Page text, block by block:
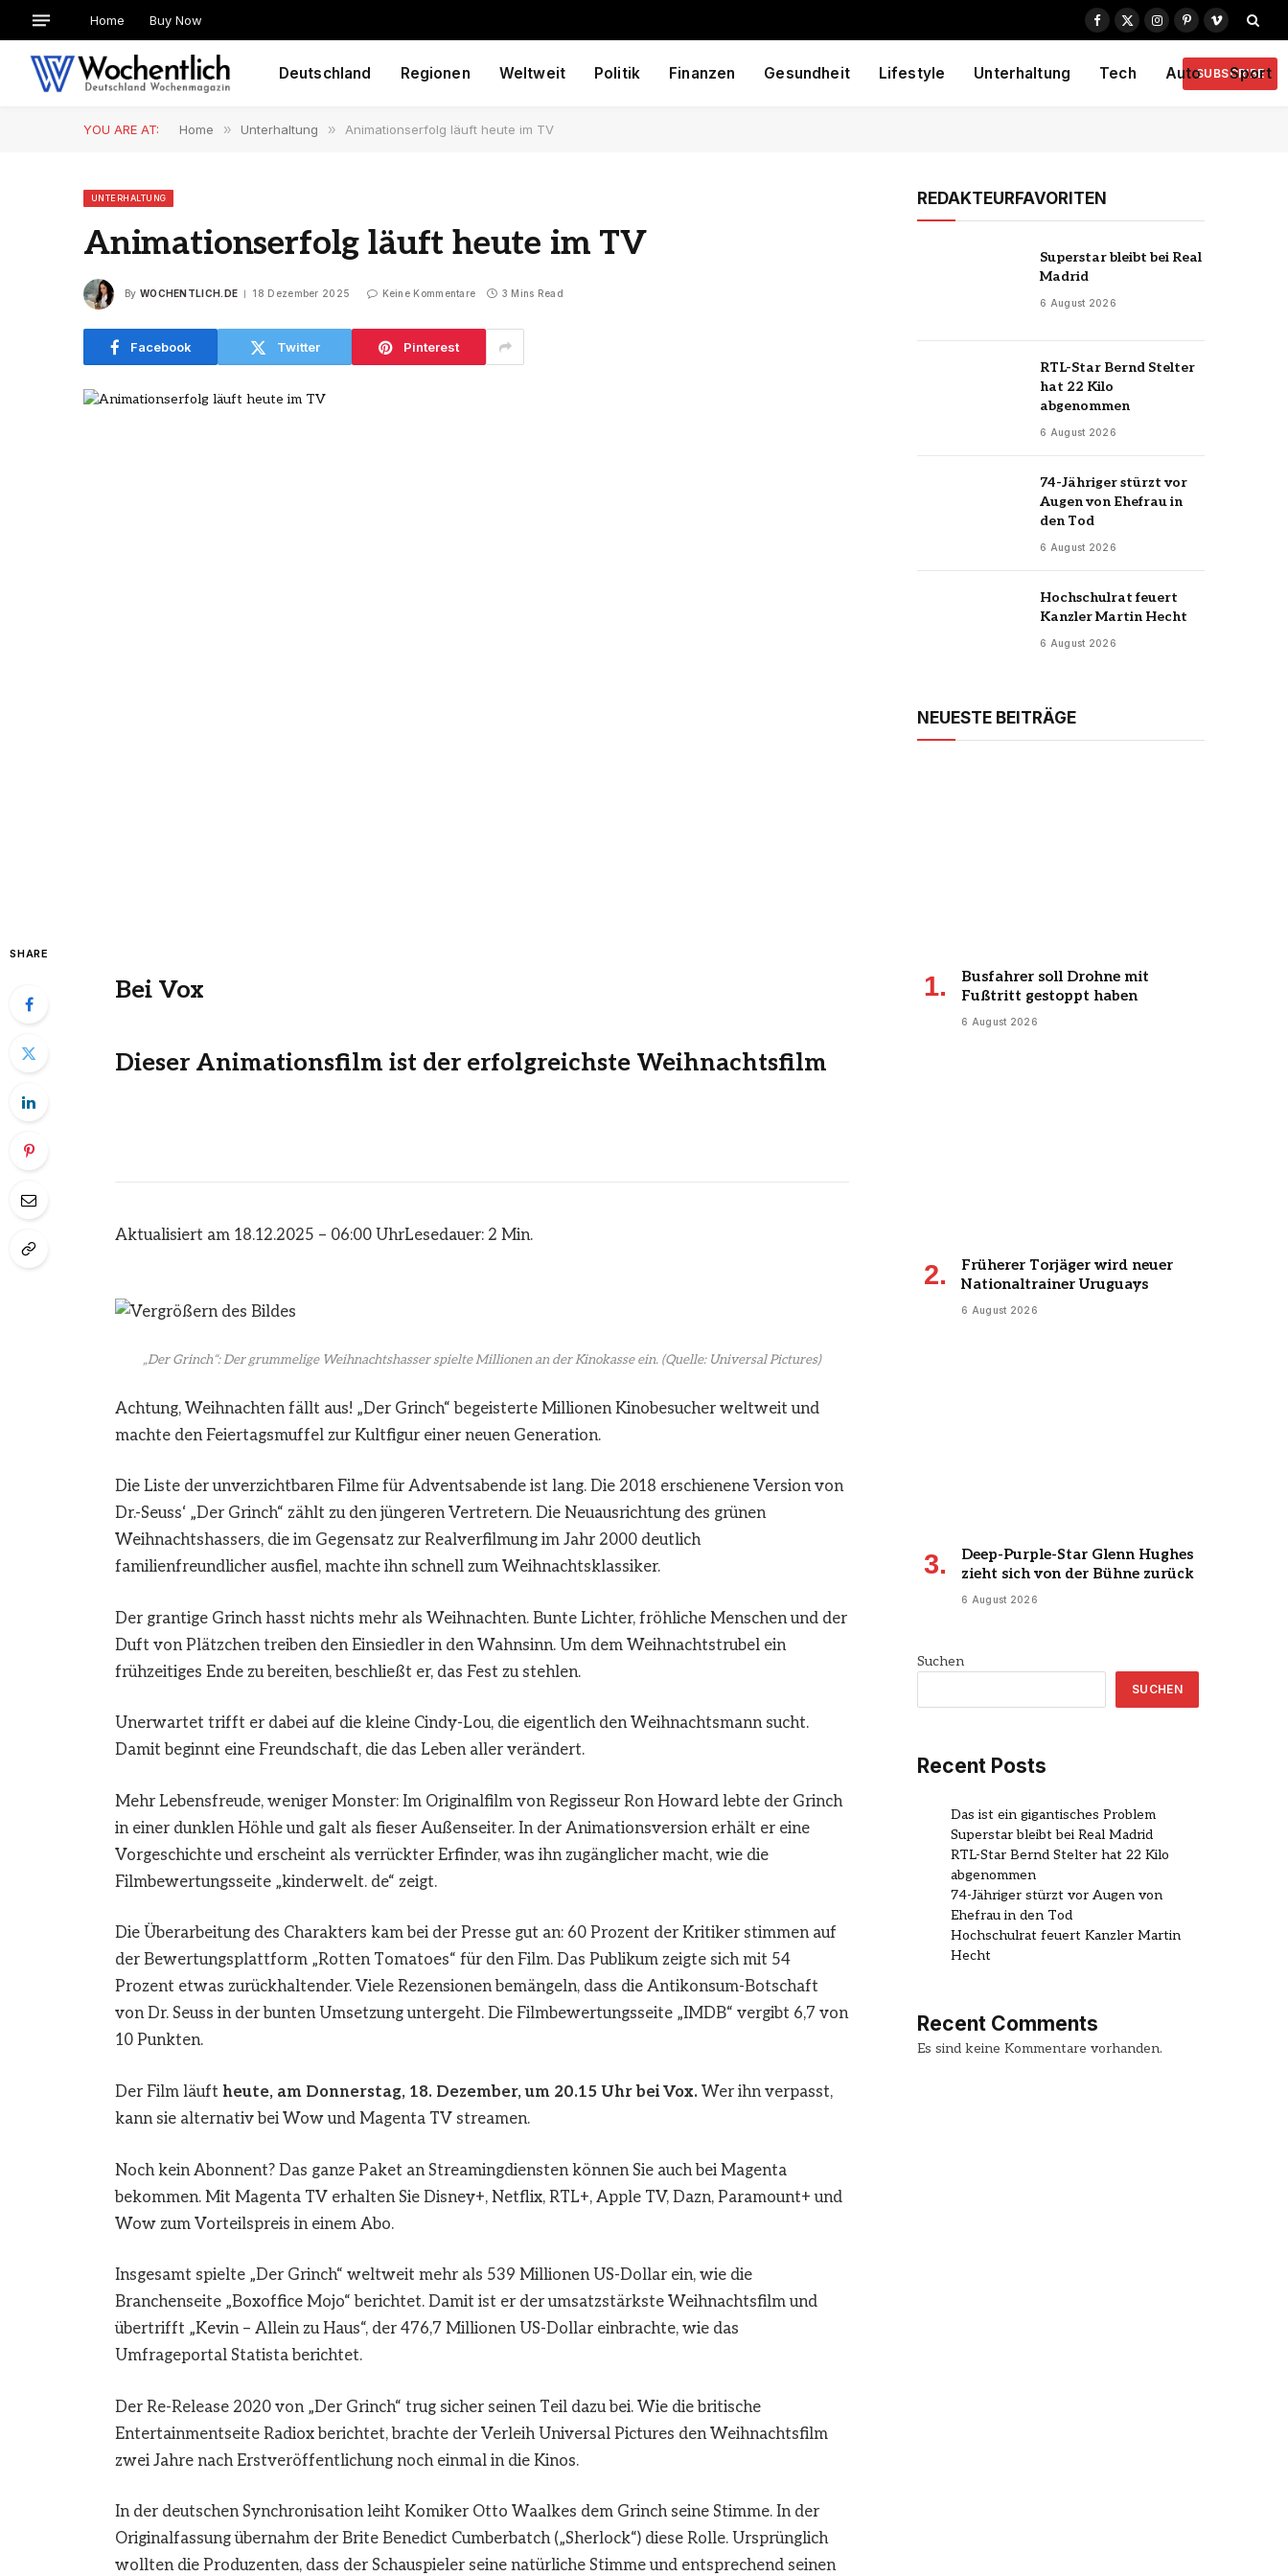
Home Buy Now
Facebook
X
Instagram
PinterestVimeo
Deutschland Regionen Weltweit Politik Finanzen Gesundheit Lifestyle Unterhaltung Tech Auto Sport
SUBSCRIBE
YOU ARE AT: Home » Unterhaltung » Animationserfolg läuft heute im TV
UNTERHALTUNG
Animationserfolg läuft heute im TV
By WOCHENTLICH.DE 18 Dezember 2025 Keine Kommentare 3 Mins Read
Facebook Twitter Pinterest
SHARE
Bei Vox
Dieser Animationsfilm ist der erfolgreichste Weihnachtsfilm
Aktualisiert am 18.12.2025 – 06:00 UhrLesedauer: 2 Min.
„Der Grinch“: Der grummelige Weihnachtshasser spielte Millionen an der Kinokasse ein. (Quelle: Universal Pictures)
Achtung, Weihnachten fällt aus! „Der Grinch“ begeisterte Millionen Kinobesucher weltweit und
machte den Feiertagsmuffel zur Kultfigur einer neuen Generation.
Die Liste der unverzichtbaren Filme für Adventsabende ist lang. Die 2018 erschienene Version von
Dr.-Seuss‘ „Der Grinch“ zählt zu den jüngeren Vertretern. Die Neuausrichtung des grünen
Weihnachtshassers, die im Gegensatz zur Realverfilmung im Jahr 2000 deutlich
familienfreundlicher ausfiel, machte ihn schnell zum Weihnachtsklassiker.
Der grantige Grinch hasst nichts mehr als Weihnachten. Bunte Lichter, fröhliche Menschen und der
Duft von Plätzchen treiben den Einsiedler in den Wahnsinn. Um dem Weihnachtstrubel ein
frühzeitiges Ende zu bereiten, beschließt er, das Fest zu stehlen.
Unerwartet trifft er dabei auf die kleine Cindy-Lou, die eigentlich den Weihnachtsmann sucht.
Damit beginnt eine Freundschaft, die das Leben aller verändert.
Mehr Lebensfreude, weniger Monster: Im Originalfilm von Regisseur Ron Howard lebte der Grinch
in einer dunklen Höhle und galt als fieser Außenseiter. In der Animationsversion erhält er eine
Vorgeschichte und erscheint als verrückter Erfinder, was ihn zugänglicher macht, wie die
Filmbewertungsseite „kinderwelt. de“ zeigt.
Die Überarbeitung des Charakters kam bei der Presse gut an: 60 Prozent der Kritiker stimmen auf
der Bewertungsplattform „Rotten Tomatoes“ für den Film. Das Publikum zeigte sich mit 54
Prozent etwas zurückhaltender. Viele Rezensionen bemängeln, dass die Antikonsum-Botschaft
von Dr. Seuss in der bunten Umsetzung untergeht. Die Filmbewertungsseite „IMDB“ vergibt 6,7 von
10 Punkten.
Der Film läuft heute, am Donnerstag, 18. Dezember, um 20.15 Uhr bei Vox.Wer ihn verpasst,
kann sie alternativ bei Wow und Magenta TV streamen.
Noch kein Abonnent? Das ganze Paket an Streamingdiensten können Sie auch bei Magenta
bekommen. Mit Magenta TV erhalten Sie Disney+, Netflix, RTL+, Apple TV, Dazn, Paramount+ und
Wow zum Vorteilspreis in einem Abo.
Insgesamt spielte „Der Grinch“ weltweit mehr als 539 Millionen US-Dollar ein, wie die
Branchenseite „Boxoffice Mojo“ berichtet. Damit ist er der umsatzstärkste Weihnachtsfilm und
übertrifft „Kevin – Allein zu Haus“, der 476,7 Millionen US-Dollar einbrachte, wie das
Umfrageportal Statista berichtet.
Der Re-Release 2020 von „Der Grinch“ trug sicher seinen Teil dazu bei. Wie die britische
Entertainmentseite Radiox berichtet, brachte der Verleih Universal Pictures den Weihnachtsfilm
zwei Jahre nach Erstveröffentlichung noch einmal in die Kinos.
In der deutschen Synchronisation leiht Komiker Otto Waalkes dem Grinch seine Stimme. In der
Originalfassung übernahm der Brite Benedict Cumberbatch („Sherlock“) diese Rolle. Ursprünglich
wollten die Produzenten, dass der Schauspieler seine natürliche Stimme und entsprechend seinen
REDAKTEURFAVORITEN
Superstar bleibt bei Real
Madrid
6 August 2026
RTL-Star Bernd Stelter
hat 22 Kilo
abgenommen
6 August 2026
74-Jähriger stürzt vor
Augen von Ehefrau in
den Tod
6 August 2026
Hochschulrat feuert
Kanzler Martin Hecht
6 August 2026
NEUESTE BEITRÄGE
Busfahrer soll Drohne mit
Fußtritt gestoppt haben
6 August 2026
Früherer Torjäger wird neuer
Nationaltrainer Uruguays
6 August 2026
Deep-Purple-Star Glenn Hughes
zieht sich von der Bühne zurück
6 August 2026
Suchen
SUCHEN
Recent Posts
Das ist ein gigantisches Problem
Superstar bleibt bei Real Madrid
RTL-Star Bernd Stelter hat 22 Kilo
abgenommen
74-Jähriger stürzt vor Augen von
Ehefrau in den Tod
Hochschulrat feuert Kanzler Martin
Hecht
Recent Comments
Es sind keine Kommentare vorhanden.